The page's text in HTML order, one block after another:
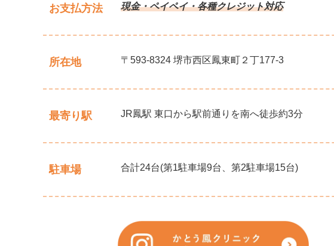
お支払方法 現金・ペイペイ・各種クレジット対応
所在地 〒593-8324 堺市西区鳳東町２丁177-3
最寄り駅 JR鳳駅 東口から駅前通りを南へ徒歩約3分
駐車場 合計24台(第1駐車場9台、第2駐車場15台)